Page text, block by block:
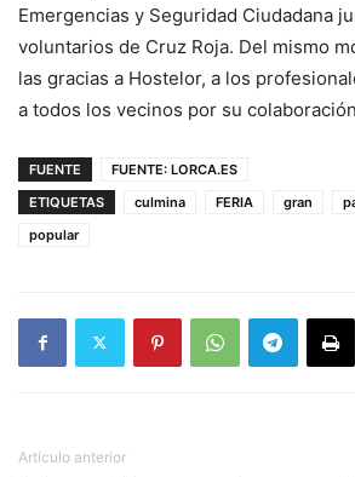
Emergencias y Seguridad Ciudadana
voluntarios de Cruz Roja. Del mismo
las gracias a Hostelor, a los
a todos los vecinos por su
FUENTE
FUENTE: LORCA.ES
ETIQUETAS
culmina FERIA gran
popular
Artículo anterior